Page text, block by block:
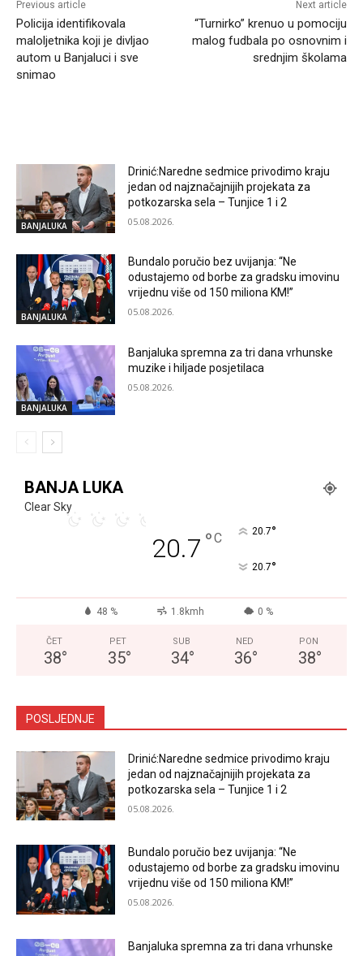
Previous article
Policija identifikovala
maloljetnika koji je divljao
autom u Banjaluci i sve
snimao
Next article
“Turnirko” krenuo u pomociju
malog fudbala po osnovnim i
srednjim školama
BANJALUKA
Drinić:Naredne sedmice privodimo kraju
jedan od najznačajnijih projekata za
potkozarska sela – Tunjice 1 i 2
05.08.2026.
BANJALUKA
Bundalo poručio bez uvijanja: “Ne
odustajemo od borbe za gradsku imovinu
vrijednu više od 150 miliona KM!”
05.08.2026.
BANJALUKA
Banjaluka spremna za tri dana vrhunske
muzike i hiljade posjetilaca
05.08.2026.
BANJA LUKA
Clear Sky
20.7 °C 20.7°
20.7°
48 % 1.8kmh 0 %
ČET
38°
PET
35°
SUB
34°
NED
36°
PON
38°
POSLJEDNJE
Drinić:Naredne sedmice privodimo kraju
jedan od najznačajnijih projekata za
potkozarska sela – Tunjice 1 i 2
05.08.2026.
Bundalo poručio bez uvijanja: “Ne
odustajemo od borbe za gradsku imovinu
vrijednu više od 150 miliona KM!”
05.08.2026.
Banjaluka spremna za tri dana vrhunske